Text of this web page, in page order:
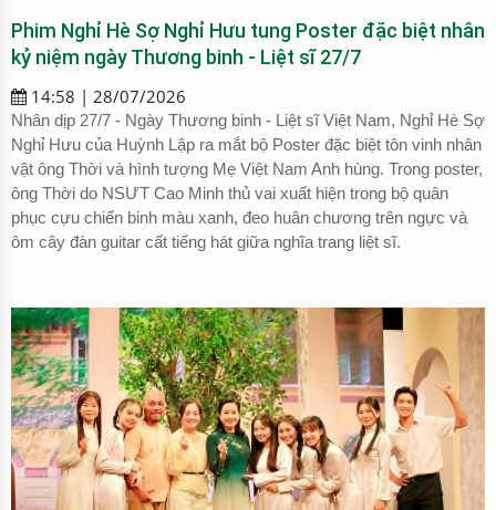
Phim Nghỉ Hè Sợ Nghỉ Hưu tung Poster đặc biệt nhân
kỷ niệm ngày Thương binh - Liệt sĩ 27/7
14:58 | 28/07/2026
Nhân dịp 27/7 - Ngày Thương binh - Liệt sĩ Việt Nam, Nghỉ Hè Sợ
Nghỉ Hưu của Huỳnh Lập ra mắt bộ Poster đặc biệt tôn vinh nhân
vật ông Thời và hình tượng Mẹ Việt Nam Anh hùng. Trong poster,
ông Thời do NSƯT Cao Minh thủ vai xuất hiện trong bộ quân
phục cựu chiến binh màu xanh, đeo huân chương trên ngực và
ôm cây đàn guitar cất tiếng hát giữa nghĩa trang liệt sĩ.